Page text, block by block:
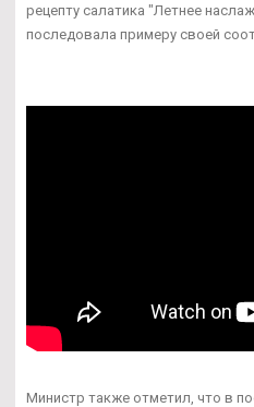
рецепту салатика "Летнее
последовала примеру своей
Министр также отметил, что в